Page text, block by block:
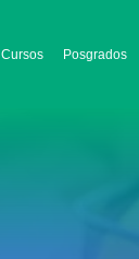
Cursos Posgrados